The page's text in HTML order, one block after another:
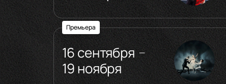
Премьера
16 сентября —
19 ноября